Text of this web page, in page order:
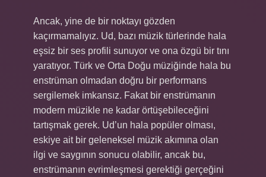
Ancak, yine de bir noktayı gözden
kaçırmamalıyız. Ud, bazı müzik türlerinde hala
eşsiz bir ses profili sunuyor ve ona özgü bir tını
yaratıyor. Türk ve Orta Doğu müziğinde hala bu
enstrüman olmadan doğru bir performans
sergilemek imkansız. Fakat bir enstrümanın
modern müzikle ne kadar örtüşebileceğini
tartışmak gerek. Ud’un hala popüler olması,
eskiye ait bir geleneksel müzik akımına olan
ilgi ve saygının sonucu olabilir, ancak bu,
enstrümanın evrimleşmesi gerektiği gerçeğini